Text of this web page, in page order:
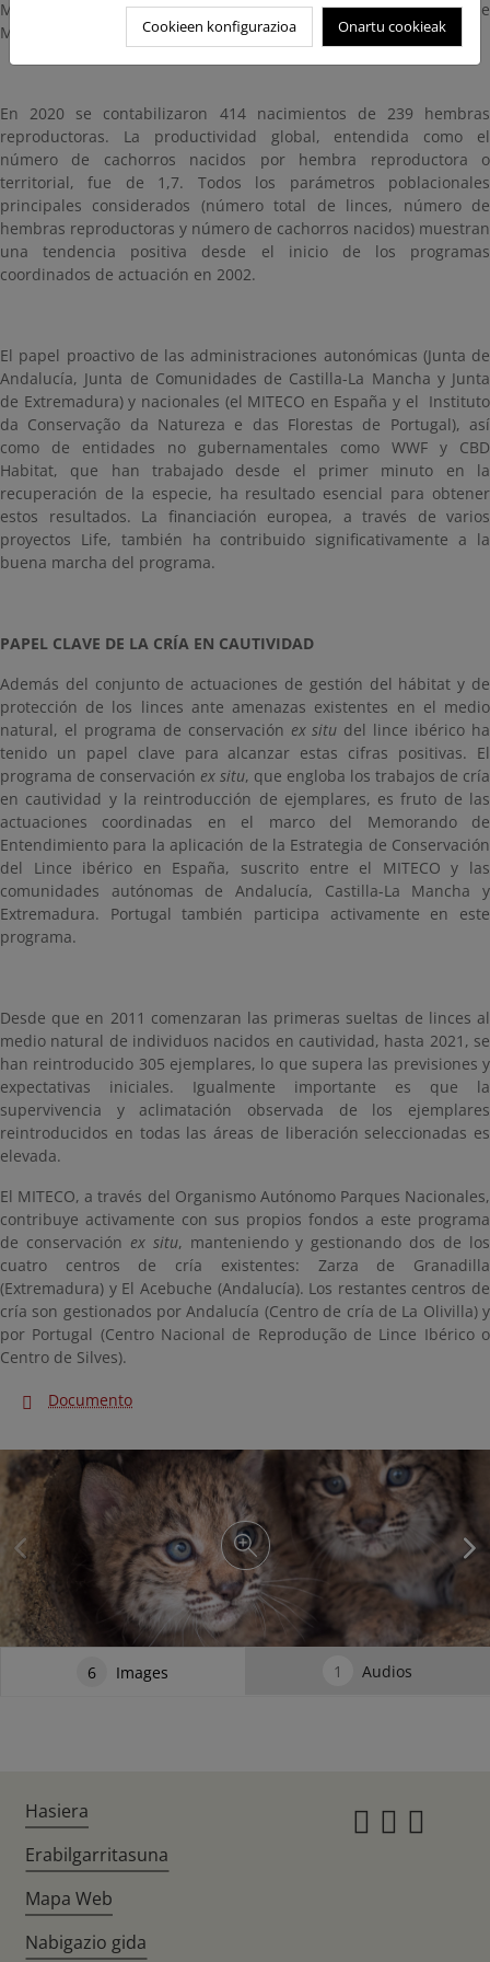
Montes de Toledo (145), el Valle del Guadiana (140) y el área de
Matachel en Extremadura (131).
En 2020 se contabilizaron 414 nacimientos de 239 hembras
reproductoras. La productividad global, entendida como el
número de cachorros nacidos por hembra reproductora o
territorial, fue de 1,7. Todos los parámetros poblacionales
principales considerados (número total de linces, número de
hembras reproductoras y número de cachorros nacidos) muestran
una tendencia positiva desde el inicio de los programas
coordinados de actuación en 2002.
El papel proactivo de las administraciones autonómicas (Junta de
Andalucía, Junta de Comunidades de Castilla-La Mancha y Junta
de Extremadura) y nacionales (el MITECO en España y el Instituto
da Conservação da Natureza e das Florestas de Portugal), así
como de entidades no gubernamentales como WWF y CBD
Habitat, que han trabajado desde el primer minuto en la
recuperación de la especie, ha resultado esencial para obtener
estos resultados. La financiación europea, a través de varios
proyectos Life, también ha contribuido significativamente a la
buena marcha del programa.
PAPEL CLAVE DE LA CRÍA EN CAUTIVIDAD
Además del conjunto de actuaciones de gestión del hábitat y de
protección de los linces ante amenazas existentes en el medio
natural, el programa de conservación ex situ del lince ibérico ha
tenido un papel clave para alcanzar estas cifras positivas. El
programa de conservación ex situ, que engloba los trabajos de cría
en cautividad y la reintroducción de ejemplares, es fruto de las
actuaciones coordinadas en el marco del Memorando de
Entendimiento para la aplicación de la Estrategia de Conservación
del Lince ibérico en España, suscrito entre el MITECO y las
comunidades autónomas de Andalucía, Castilla-La Mancha y
Extremadura. Portugal también participa activamente en este
programa.
Desde que en 2011 comenzaran las primeras sueltas de linces al
medio natural de individuos nacidos en cautividad, hasta 2021, se
han reintroducido 305 ejemplares, lo que supera las previsiones y
expectativas iniciales. Igualmente importante es que la
supervivencia y aclimatación observada de los ejemplares
reintroducidos en todas las áreas de liberación seleccionadas es
elevada.
El MITECO, a través del Organismo Autónomo Parques Nacionales,
contribuye activamente con sus propios fondos a este programa
de conservación ex situ, manteniendo y gestionando dos de los
cuatro centros de cría existentes: Zarza de Granadilla
(Extremadura) y El Acebuche (Andalucía). Los restantes centros de
cría son gestionados por Andalucía (Centro de cría de La Olivilla) y
por Portugal (Centro Nacional de Reprodução de Lince Ibérico o
Centro de Silves).
Documento
6 Images 1 Audios
Cookieen konfigurazioa Onartu cookieak
Hasiera
Erabilgarritasuna
Mapa Web
Nabigazio gida